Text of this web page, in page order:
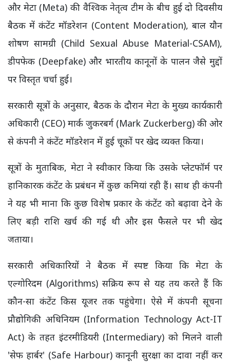
और मेटा (Meta) की वैश्विक नेतृत्व टीम के बीच हुई दो दिवसीय
बैठक में कंटेंट मॉडरेशन (Content Moderation), बाल यौन
शोषण सामग्री (Child Sexual Abuse Material-CSAM),
डीपफेक (Deepfake) और भारतीय कानूनों के पालन जैसे मुद्दों
पर विस्तृत चर्चा हुई।
सरकारी सूत्रों के अनुसार, बैठक के दौरान मेटा के मुख्य कार्यकारी
अधिकारी (CEO) मार्क जुकरबर्ग (Mark Zuckerberg) की ओर
से कंपनी ने कंटेंट मॉडरेशन में हुई चूकों पर खेद व्यक्त किया।
सूत्रों के मुताबिक, मेटा ने स्वीकार किया कि उसके प्लेटफॉर्म पर
हानिकारक कंटेंट के प्रबंधन में कुछ कमियां रही हैं। साथ ही कंपनी
ने यह भी माना कि कुछ विशेष प्रकार के कंटेंट को बढ़ावा देने के
लिए बड़ी राशि खर्च की गई थी और इस फैसले पर भी खेद
जताया।
सरकारी अधिकारियों ने बैठक में स्पष्ट किया कि मेटा के
एल्गोरिदम (Algorithms) सक्रिय रूप से यह तय करते हैं कि
कौन-सा कंटेंट किस यूजर तक पहुंचेगा। ऐसे में कंपनी सूचना
प्रौद्योगिकी अधिनियम (Information Technology Act-IT
Act) के तहत इंटरमीडियरी (Intermediary) को मिलने वाली
'सेफ हार्बर' (Safe Harbour) कानूनी सुरक्षा का दावा नहीं कर